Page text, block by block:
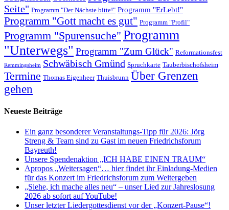
Seite" Programm "Der Nächste bitte!" Programm "ErLebt!"
Programm "Gott macht es gut" Programm "Profil"
Programm "Spurensuche" Programm
"Unterwegs" Programm "Zum Glück" Reformationsfest
Remmingsheim Schwäbisch Gmünd Spruchkarte Tauberbischofsheim
Termine Thomas Eigenheer Thuisbrunn Über Grenzen
gehen
Neueste Beiträge
Ein ganz besonderer Veranstaltungs-Tipp für 2026: Jörg
Streng & Team sind zu Gast im neuen Friedrichsforum
Bayreuth!
Unsere Spendenaktion „ICH HABE EINEN TRAUM“
Apropos „Weitersagen“… hier findet ihr Einladung-Medien
für das Konzert im Friedrichsforum zum Weitergeben
„Siehe, ich mache alles neu“ – unser Lied zur Jahreslosung
2026 ab sofort auf YouTube!
Unser letzter Liedergottesdienst vor der „Konzert-Pause“!